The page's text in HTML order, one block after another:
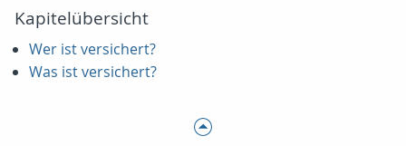
Kapitelübersicht
Wer ist versichert?
Was ist versichert?